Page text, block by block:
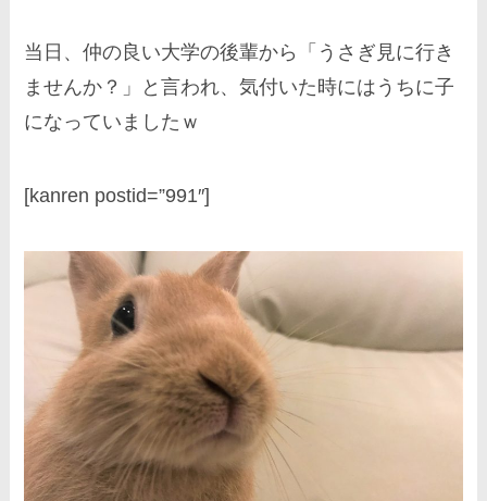
当日、仲の良い大学の後輩から「うさぎ見に行き
ませんか？」と言われ、気付いた時にはうちに子
になっていましたｗ
[kanren postid=”991″]